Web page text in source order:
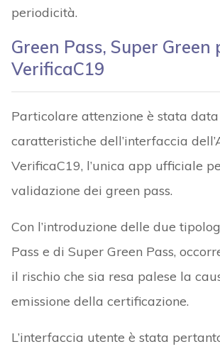
periodicità.
Green Pass, Super Green
VerificaC19
Particolare attenzione è stata
caratteristiche dell’interfaccia
VerificaC19, l’unica app ufficiale
validazione dei green pass.
Con l’introduzione delle due
Pass e di Super Green Pass,
il rischio che sia resa palese la
emissione della certificazione.
L’interfaccia utente è stata